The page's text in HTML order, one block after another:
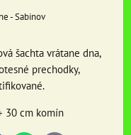
- Sabinov
šachta vrátane dna,
prechodky,
30 cm komín